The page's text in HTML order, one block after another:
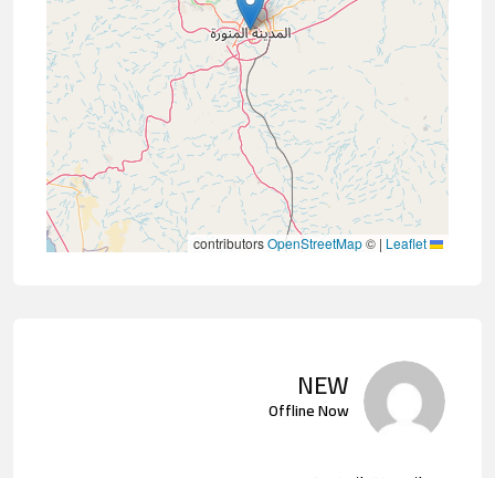
|
©
OpenStreetMap
NEW
Offline Now